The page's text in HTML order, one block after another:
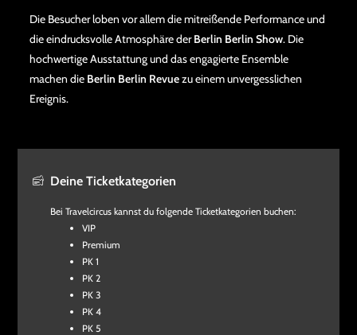
Die Besucher loben vor allem die mitreißende Performance und
die eindrucksvolle Atmosphäre derBerlin Berlin Show. Die
hochwertige Ausstattung und das engagierte Ensemble
machen die Berlin Berlin Revuezu einem unvergesslichen
Ereignis.
Deine Ticketkategorien
Bei Travelcircus kannst du folgende Ticketkategorien buchen:
VIP
Premium
PK 1
PK 2
PK 3
PK 4
PK 5